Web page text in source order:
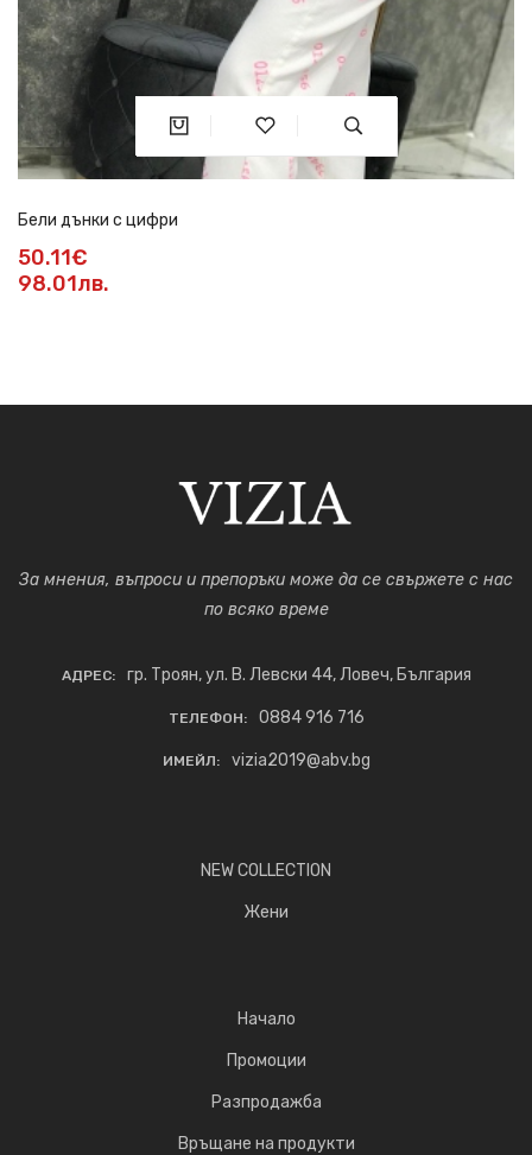
Бели дънки с цифри
50.11€
98.01лв.
За мнения, въпроси и препоръки може да се свържете с нас
по всяко време
АДРЕС: гр. Троян, ул. В. Левски 44, Ловеч, България
ТЕЛЕФОН: 0884 916 716
ИМЕЙЛ: vizia2019@abv.bg
NEW COLLECTION
Жени
Начало
Промоции
Разпродажба
Връщане на продукти